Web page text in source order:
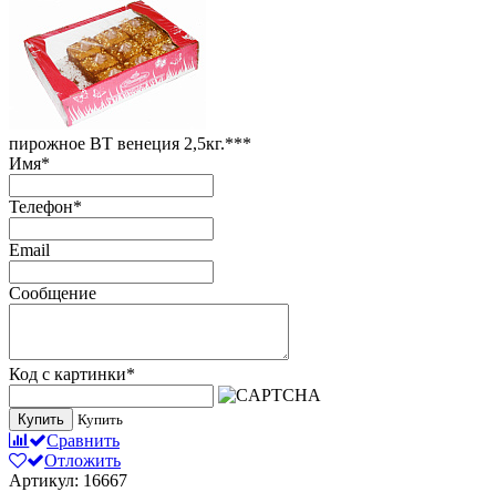
пирожное ВТ венеция 2,5кг.***
Имя*
Телефон*
Email
Сообщение
Код с картинки*
Купить Купить
Сравнить
Отложить
Артикул: 16667